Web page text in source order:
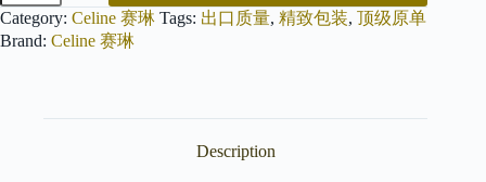
列
波
士
Category: Celine 赛琳 Tags: 出口质量, 精致包装, 顶级原单
Brand: Celine 赛琳
Description